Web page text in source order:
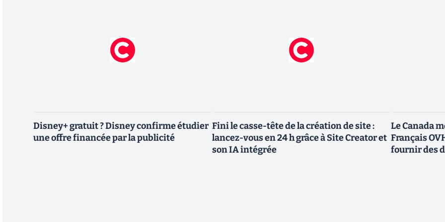
Disney+ gratuit ? Disney confirme étudier
une offre financée par la publicité
Fini le casse-tête de la création de site :
lancez-vous en 24 h grâce à Site Creator et
son IA intégrée
Le Canada
Français
fournir des